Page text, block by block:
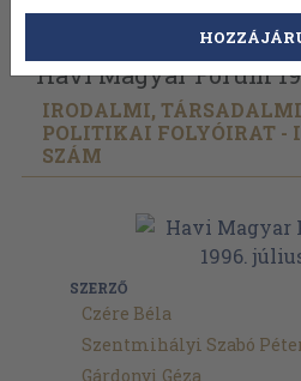
Vissza az előző oldalra
Havi Magyar Fórum
IRODALMI,
POLITIKAI FOLYÓIRAT -
SZÁM
SZERZŐ
Czére Béla
Szentmihályi Szabó
Gárdonyi Géza